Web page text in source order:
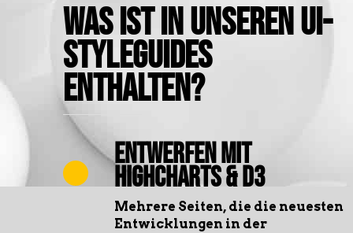
Was ist in unseren UI-
Styleguides
enthalten?
Entwerfen mit
Highcharts & D3
Mehrere Seiten, die die neuesten
Entwicklungen in der